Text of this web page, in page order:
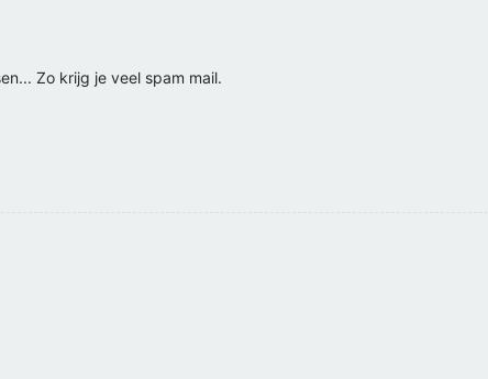
Zo krijg je veel spam mail.